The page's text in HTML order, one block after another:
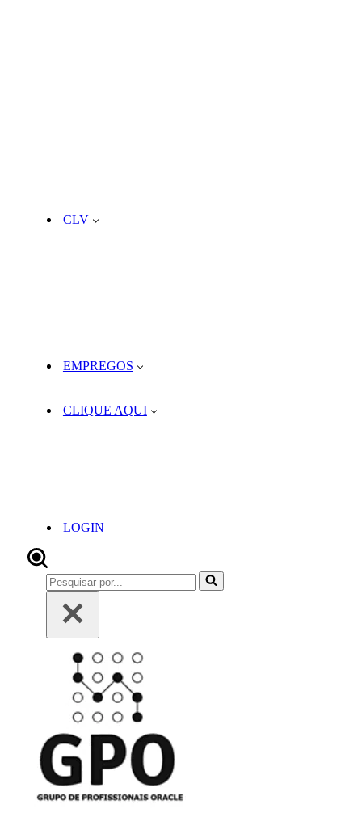
CLV
EMPREGOS
CLIQUE AQUI
LOGIN
Pesquisar
por...